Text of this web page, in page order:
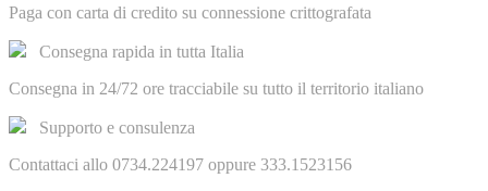
Paga con carta di credito su connessione crittografata
Consegna rapida in tutta Italia
Consegna in 24/72 ore tracciabile su tutto il territorio italiano
Supporto e consulenza
Contattaci allo 0734.224197 oppure 333.1523156